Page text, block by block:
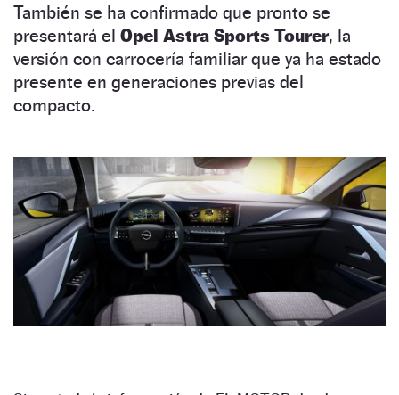
También se ha confirmado que pronto se
presentará el Opel Astra Sports Tourer, la
versión con carrocería familiar que ya ha estado
presente en generaciones previas del
compacto.